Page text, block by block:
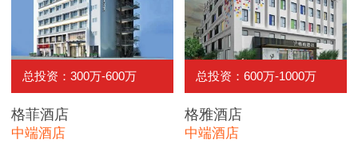
总投资：300万-600万
格菲酒店
中端酒店
总投资：600万-1000万
格雅酒店
中端酒店